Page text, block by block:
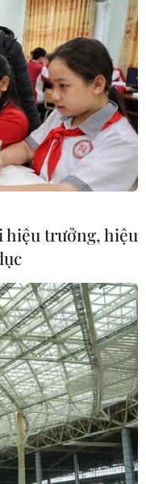
tồn
KHÚC THANH
sử dụng
hiệu trưởng, hiệu